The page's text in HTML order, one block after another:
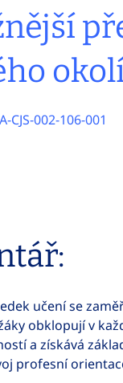
CJS-002-106-001
učení se
obklopují v
a získává
profesní